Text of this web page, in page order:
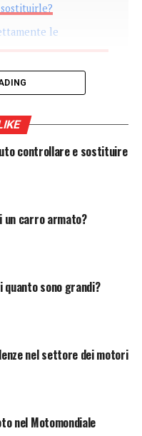
le
cosa sono,
parlare di esse, ma
cosa sono e quale
efficiente. In
ciò che c’è da sapere
funzione al loro
corretta.
controllare e sostituire
un carro armato?
quanto sono grandi?
nel settore dei motori
nel Motomondiale